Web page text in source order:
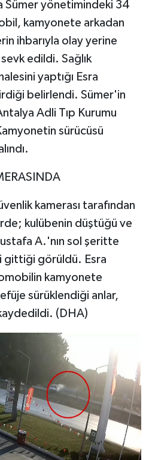
Sümer yönetimindeki 34
kamyonete arkadan
ihbarıyla olay yerine
edildi. Sağlık
yaptığı Esra
belirlendi. Sümer'in
Adli Tıp Kurumu
sürücüsü
kamerası tarafından
kulübenin düştüğü ve
A.'nın sol şeritte
gittiği görüldü. Esra
kamyonete
sürüklendiği anlar,
(DHA)